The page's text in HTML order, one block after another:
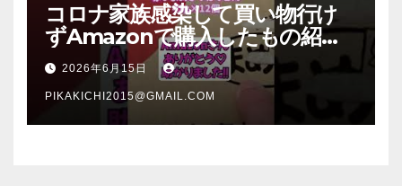
コロナ家族感染して買い物行け
ずAmazonで購入したもの紹
介 #Shorts
2026年6月15日
PIKAKICHI2015@GMAIL.COM